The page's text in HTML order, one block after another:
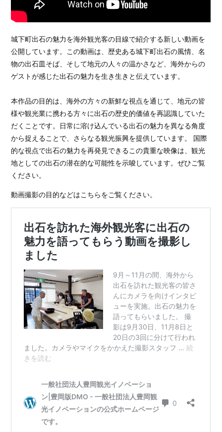
城下町出石の魅力を海外観光客の目線で紹介する新しい動画を
公開しています。この動画は、歴史ある城下町出石の風情、名
物の出石皿そば、そして地元の人々の温かさなど、海外からの
ゲストが感じた出石の魅力を生き生きと伝えています。
本作品の目的は、海外の方々の新鮮な視点を通じて、地元の皆
様や観光業に携わる方々に出石の歴史的価値を再認識していた
だくことです。日常に溶け込んでいる出石の魅力を異なる角度
から捉えることで、さらなる観光振興を提供しています。 国際
的な視点で出石の魅力を再発見できるこの貴重な映像は、観光
地としての出石の潜在的な可能性を示唆しています。ぜひご覧
ください。
動画撮影の目的などはこちらをご覧ください。